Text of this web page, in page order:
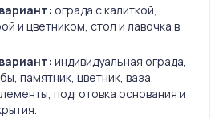
ограда с калиткой,
и цветником, стол и лавочка в
индивидуальная ограда,
памятник, цветник, ваза,
подготовка основания и